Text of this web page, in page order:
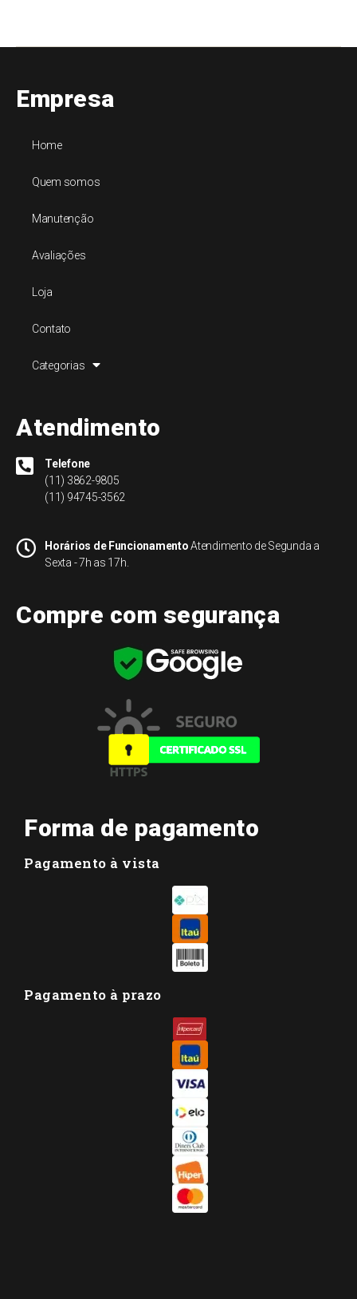
Empresa
Home
Quem somos
Manutenção
Avaliações
Loja
Contato
Categorias
Atendimento
Telefone
(11) 3862-9805
(11) 94745-3562
Horários de FuncionamentoAtendimento de Segunda a
Sexta - 7h as 17h.
Compre com segurança
Forma de pagamento
Pagamento à vista
Pagamento à prazo